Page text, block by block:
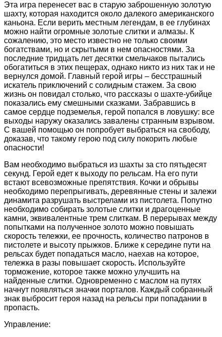
Эта игра перенесет вас в старую заброшенную золотую
шахту, которая находится около далекого американского
каньона. Если верить местным легендам, в ее глубинах
можно найти огромные золотые слитки и алмазы. К
сожалению, это место известно не только своими
богатствами, но и скрытыми в нем опасностями. За
последние тридцать лет десятки смельчаков пытались
обогатиться в этих пещерах, однако никто из них так и не
вернулся домой. Главный герой игры – бесстрашный
искатель приключений с солидным стажем. За свою
жизнь он повидал столько, что рассказы о шахте-убийце
показались ему смешными сказками. Забравшись в
самое сердце подземелья, герой попался в ловушку: все
выходы наружу оказались завалены странным взрывом.
С вашей помощью он попробует выбраться на свободу,
доказав, что такому герою под силу покорить любые
опасности!
Вам необходимо выбраться из шахты за сто пятьдесят
секунд. Герой едет к выходу по рельсам. На его пути
встают всевозможные препятствия. Кочки и обрывы
необходимо перепрыгивать, деревянные стены и залежи
динамита разрушать выстрелами из пистолета. Попутно
необходимо собирать золотые слитки и драгоценные
камни, эквивалентные трем слиткам. В перерывах между
попытками на полученное золото можно повышать
скорость тележки, ее прочность, количество патронов в
пистолете и высоту прыжков. Ближе к середине пути на
рельсах будет попадаться масло, наехав на которое,
тележка в разы повышает скорость. Используйте
торможение, которое также можно улучшить на
найденные слитки. Одновременно с маслом на путях
начнут появляться значки порталов. Каждый собранный
знак выбросит героя назад на рельсы при попадании в
пропасть.
Управление: